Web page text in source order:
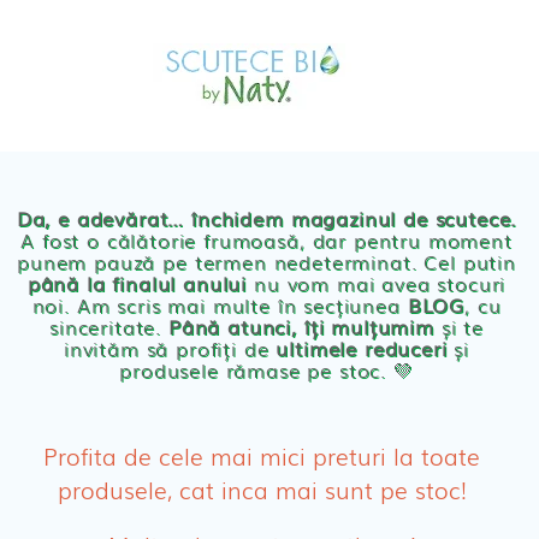
PRODUSE BEBE
Servetele umede ecologice
Cosmetice BEBE
Olita Bio Naty
PRODUSE FEMEI
Absorbante Post-Natale
Da, e adevărat… închidem magazinul de scutece.
A fost o călătorie frumoasă, dar pentru moment
punem pauză pe termen nedeterminat. Cel putin
până la finalul anului nu vom mai avea stocuri
noi. Am scris mai multe în secțiunea BLOG, cu
sinceritate. Până atunci, îți mulțumimși te
invităm să profiți de ultimele reduceriși
produsele rămase pe stoc. 💛
Profita de cele mai mici preturi la toate
produsele, cat inca mai sunt pe stoc!